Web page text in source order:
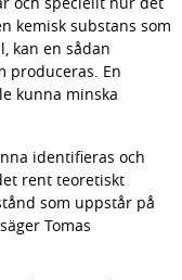
kemisk substans som
kan en sådan
produceras. En
kunna minska
identifieras och
rent teoretiskt
som uppstår på
Tomas